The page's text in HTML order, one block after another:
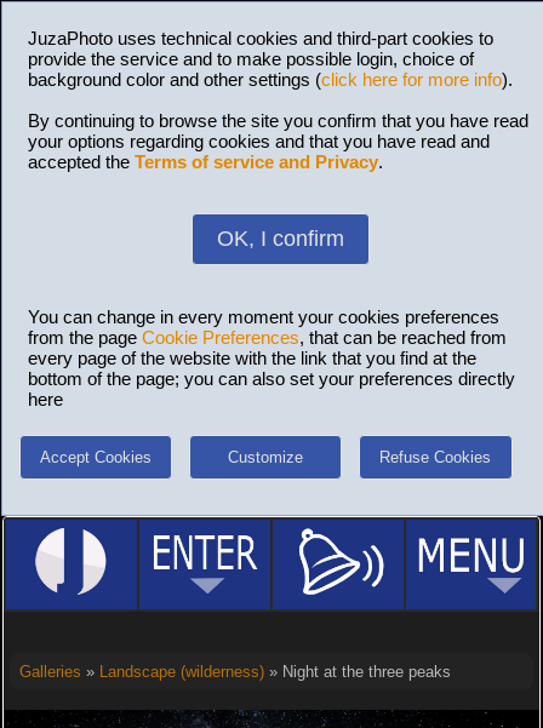
JuzaPhoto uses technical cookies and third-part cookies to
provide the service and to make possible login, choice of
background color and other settings (click here for more info).
By continuing to browse the site you confirm that you have read
your options regarding cookies and that you have read and
accepted the Terms of service and Privacy.
OK, I confirm
You can change in every moment your cookies preferences
from the page Cookie Preferences, that can be reached from
every page of the website with the link that you find at the
bottom of the page; you can also set your preferences directly
here
Accept Cookies Customize Refuse Cookies
Galleries » Landscape (wilderness)» Night at the three peaks